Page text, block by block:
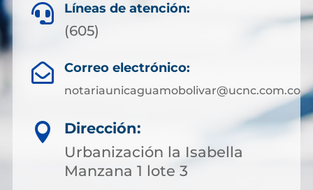
 Líneas de atención:
(605)
 Correo electrónico:
notariaunicaguamobolivar@ucnc.com.co

Dirección:
Urbanización la Isabella
Manzana 1 lote 3